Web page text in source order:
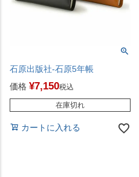
石原出版社-石原5年帳
価格 ¥7,150税込
在庫切れ
カートに入れる